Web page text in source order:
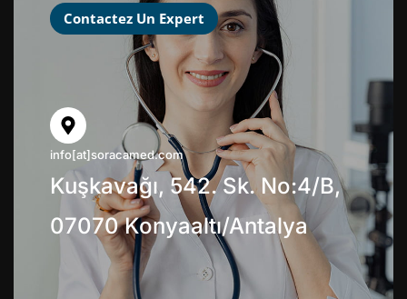
Contactez Un Expert
info[at]soracamed.com
Kuşkavağı, 542. Sk. No:4/B,
07070 Konyaaltı/Antalya